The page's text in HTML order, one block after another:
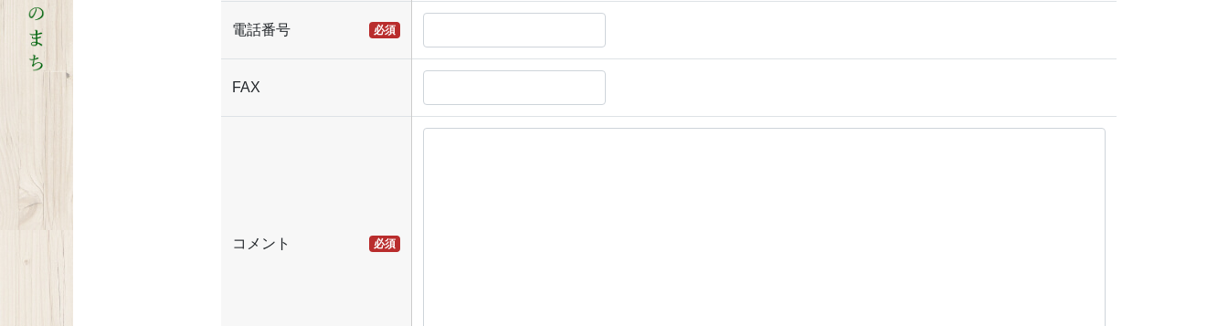
電話番号 必須
FAX
コメント 必須